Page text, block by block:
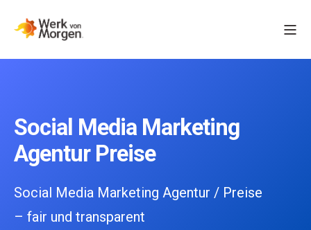
Social Media Marketing
Agentur Preise
Social Media Marketing Agentur / Preise
– fair und transparent